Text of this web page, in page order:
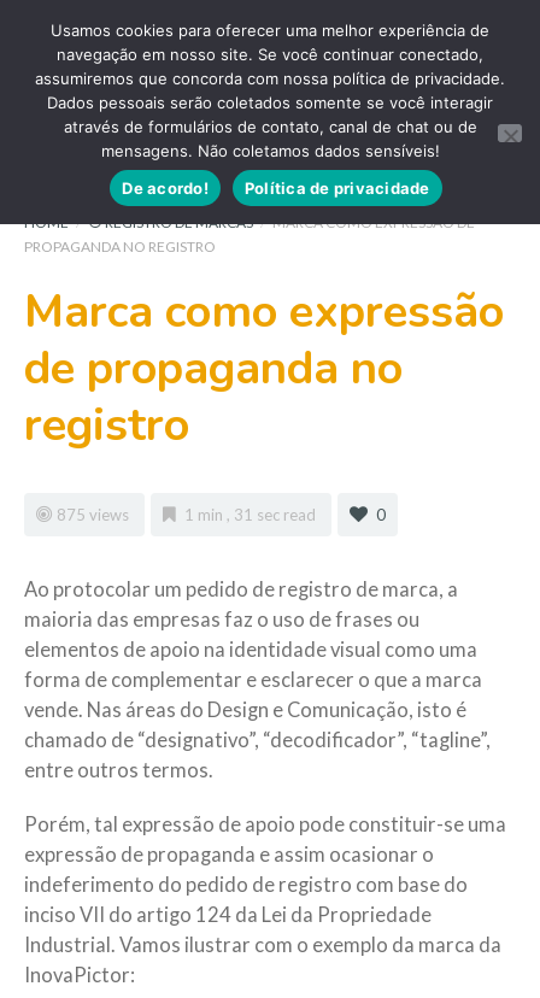
HOME / ⦿ REGISTRO DE MARCAS / MARCA COMO EXPRESSÃO DE
PROPAGANDA NO REGISTRO
Marca como expressão
de propaganda no
registro
875 views 1 min , 31 sec read 0
Ao protocolar um pedido de registro de marca, a
maioria das empresas faz o uso de frases ou
elementos de apoio na identidade visual como uma
forma de complementar e esclarecer o que a marca
vende. Nas áreas do Design e Comunicação, isto é
chamado de “designativo”, “decodificador”, “tagline”,
entre outros termos.
Porém, tal expressão de apoio pode constituir-se uma
expressão de propaganda e assim ocasionar o
indeferimento do pedido de registro com base do
inciso VII do artigo 124 da Lei da Propriedade
Industrial. Vamos ilustrar com o exemplo da marca da
InovaPictor:
Usamos cookies para oferecer uma melhor experiência de
navegação em nosso site. Se você continuar conectado,
assumiremos que concorda com nossa política de privacidade.
Dados pessoais serão coletados somente se você interagir
através de formulários de contato, canal de chat ou de
mensagens. Não coletamos dados sensíveis!
De acordo!
Política de privacidade